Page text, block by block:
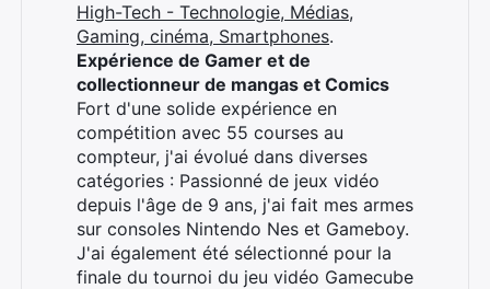
High-Tech - Technologie, Médias,
Gaming, cinéma, Smartphones.
Expérience de Gamer et de
collectionneur de mangas et Comics
Fort d'une solide expérience en
compétition avec 55 courses au
compteur, j'ai évolué dans diverses
catégories : Passionné de jeux vidéo
depuis l'âge de 9 ans, j'ai fait mes armes
sur consoles Nintendo Nes et Gameboy.
J'ai également été sélectionné pour la
finale du tournoi du jeu vidéo Gamecube